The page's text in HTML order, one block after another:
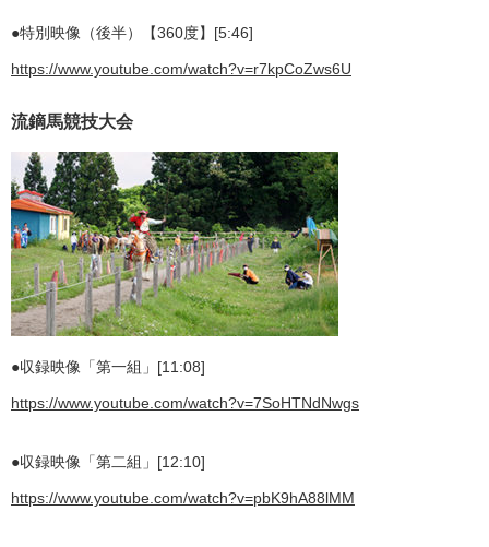
●特別映像（後半）【360度】[5:46]
https://www.youtube.com/watch?v=r7kpCoZws6U
流鏑馬競技大会
●収録映像「第一組」[11:08]
https://www.youtube.com/watch?v=7SoHTNdNwgs
●収録映像「第二組」[12:10]
https://www.youtube.com/watch?v=pbK9hA88lMM